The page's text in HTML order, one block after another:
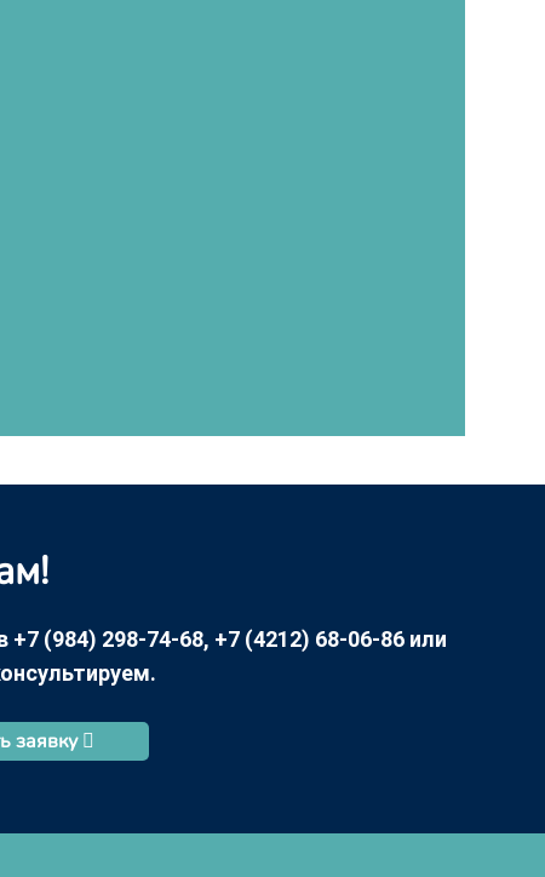
(984) 298-74-68, +7 (4212) 68-06-86 или
заявку